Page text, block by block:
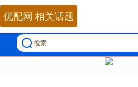
优配网 相关话题